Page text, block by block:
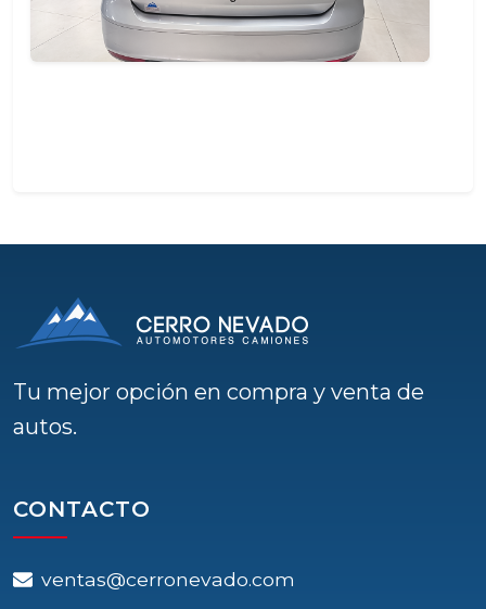
Tu mejor opción en compra y venta de
autos.
CONTACTO
ventas@cerronevado.com